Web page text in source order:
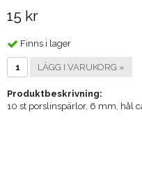
15 kr
Finns i lager
LÄGG I VARUKORG »
Produktbeskrivning:
10 st porslinspärlor, 6 mm, hål